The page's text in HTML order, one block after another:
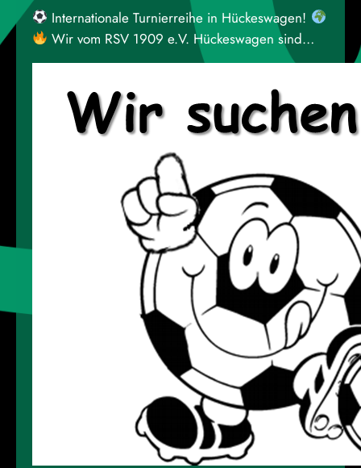
Internationale Turnierreihe in Hückeswagen!
Wir vom RSV 1909 e.V. Hückeswagen sind
dieses Jahr mit dabei beim großen internationalen
veranstaltet wird! Am Sonntag stellen wir in
Hückeswagen die dritte Halle zur Verfügung die
Mehrzweckhalle, Zum Sportzentrum 5 in
Hückeswagen, treffen ab…